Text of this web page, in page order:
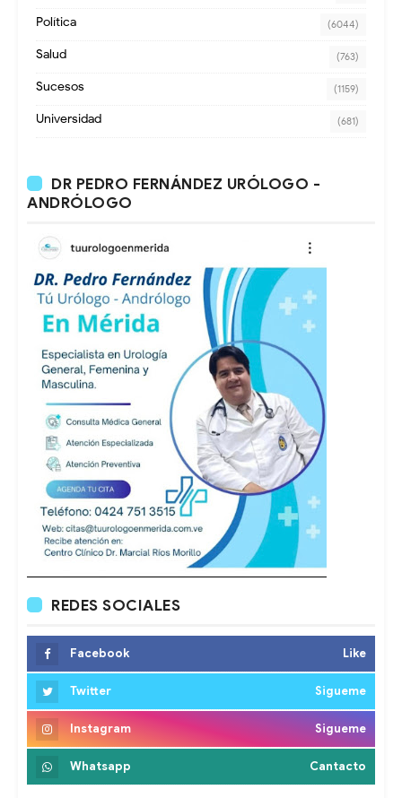
Política (6044)
Salud (763)
Sucesos (1159)
Universidad (681)
DR PEDRO FERNÁNDEZ URÓLOGO -
ANDRÓLOGO
REDES SOCIALES
Facebook Like
Twitter Sigueme
Instagram Sigueme
Whatsapp Cantacto